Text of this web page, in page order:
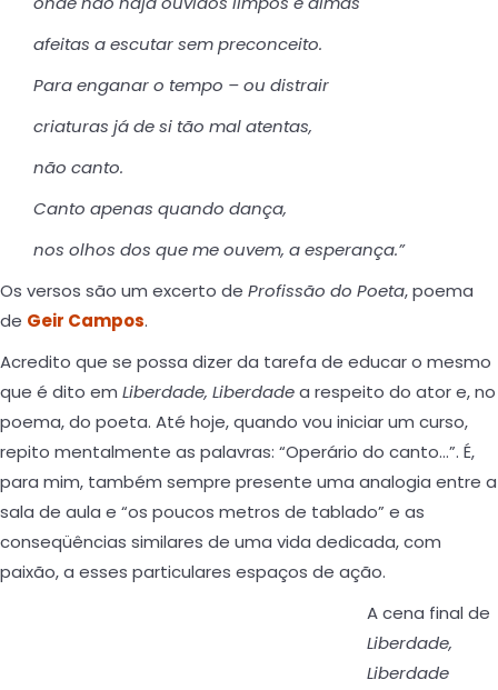
afeitas a escutar sem preconceito.
Para enganar o tempo – ou distrair
criaturas já de si tão mal atentas,
não canto.
Canto apenas quando dança,
nos olhos dos que me ouvem, a esperança.”
Os versos são um excerto de Profissão do Poeta, poema
de Geir Campos.
Acredito que se possa dizer da tarefa de educar o mesmo
que é dito em Liberdade, Liberdadea respeito do ator e, no
poema, do poeta. Até hoje, quando vou iniciar um curso,
repito mentalmente as palavras: “Operário do canto…”. É,
para mim, também sempre presente uma analogia entre a
sala de aula e “os poucos metros de tablado” e as
conseqüências similares de uma vida dedicada, com
paixão, a esses particulares espaços de ação.
A cena final de
Liberdade,
Liberdade